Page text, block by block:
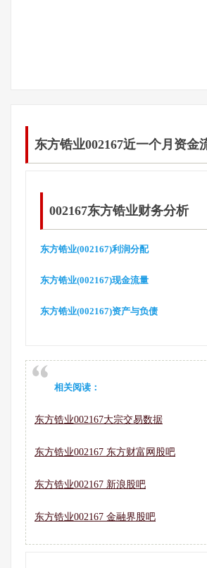
东方锆业002167近一个月资金
002167东方锆业财务分析
东方锆业(002167)利润分配
东方锆业(002167)现金流量
东方锆业(002167)资产与负债
相关阅读：
东方锆业002167大宗交易数据
东方锆业002167 东方财富网股吧
东方锆业002167 新浪股吧
东方锆业002167 金融界股吧